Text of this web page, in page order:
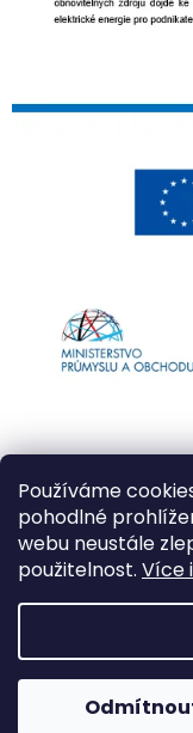
Používáme
pohodlné
webu neustále
použitelnost. Více
Copyright